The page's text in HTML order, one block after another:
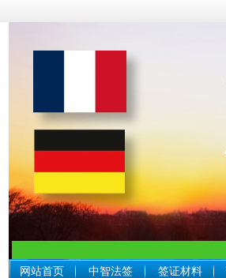
网站首页 中智法签 签证材料